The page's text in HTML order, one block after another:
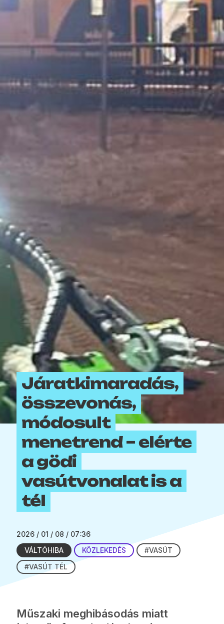
Járatkimaradás,
összevonás,
módosult
menetrend – elérte
a gödi
vasútvonalat is a
tél
2026 / 01 / 08 / 07:36
VÁLTÓHIBA
KÖZLEKEDÉS
#VASÚT
#VASÚT TÉL
Műszaki meghibásodás miatt